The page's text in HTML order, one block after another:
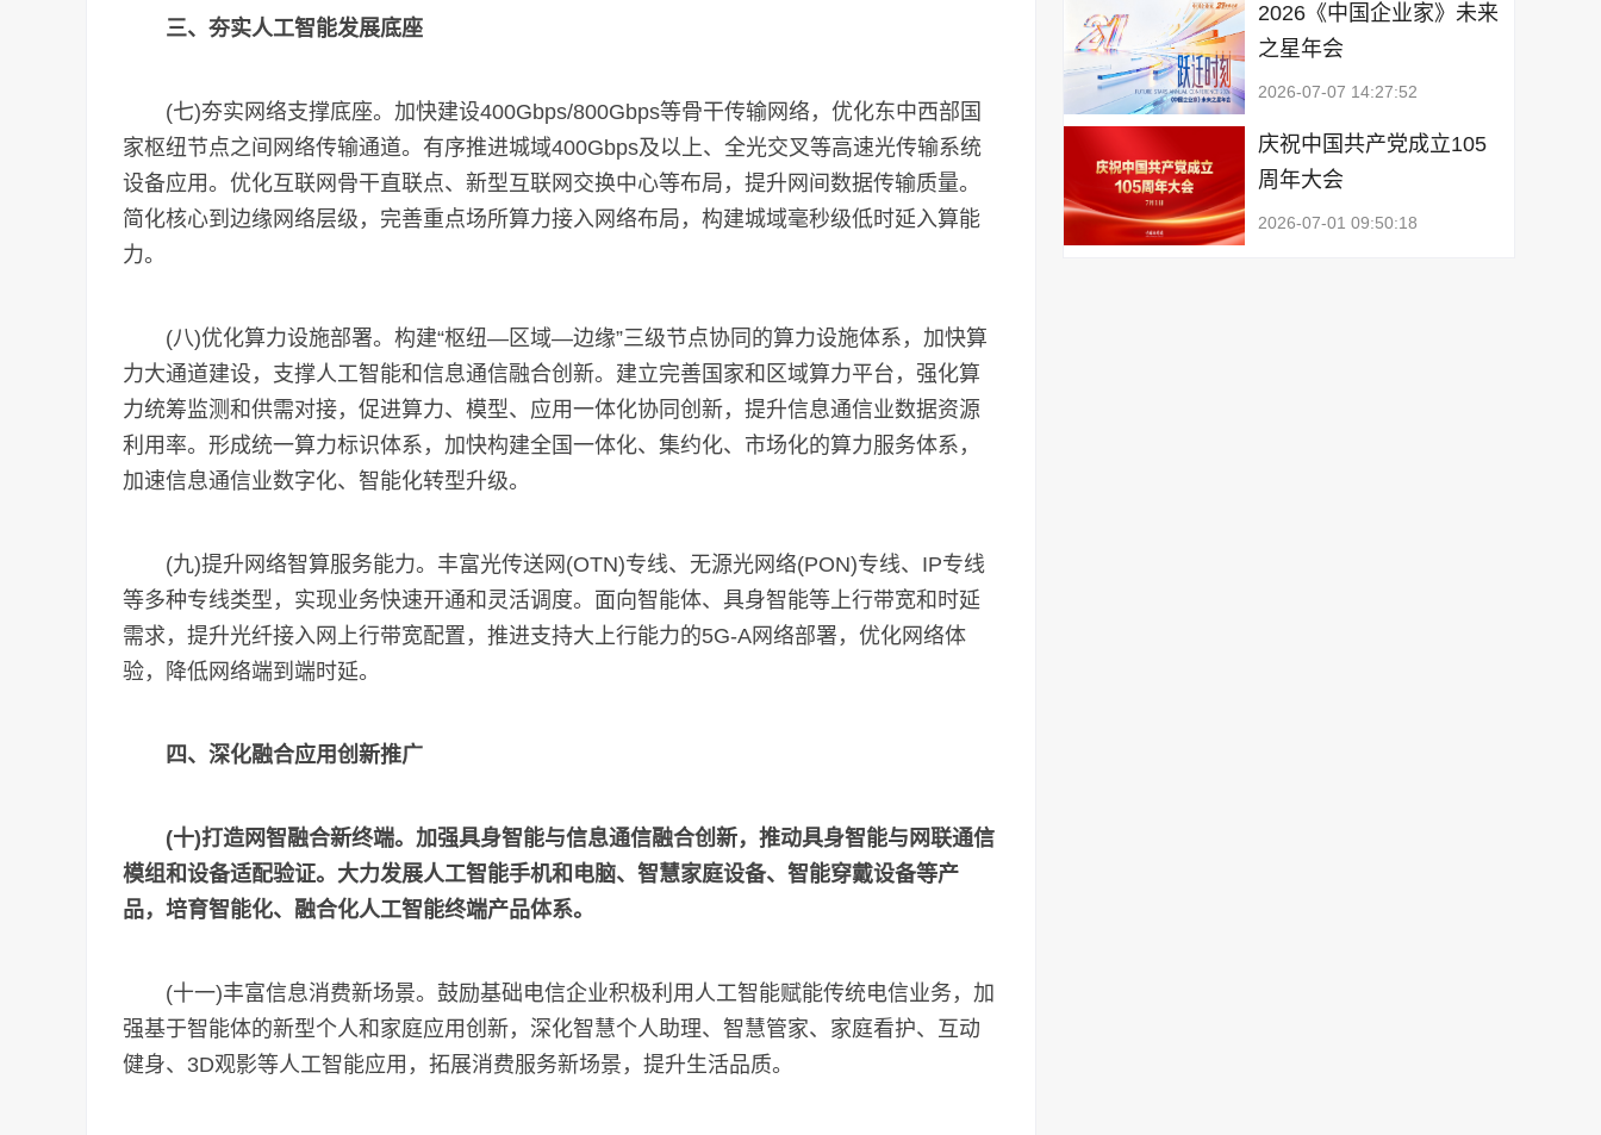
三、夯实人工智能发展底座
(七)夯实网络支撑底座。加快建设400Gbps/800Gbps等骨干传输网络，优化东中西部国
家枢纽节点之间网络传输通道。有序推进城域400Gbps及以上、全光交叉等高速光传输系统
设备应用。优化互联网骨干直联点、新型互联网交换中心等布局，提升网间数据传输质量。
简化核心到边缘网络层级，完善重点场所算力接入网络布局，构建城域毫秒级低时延入算能
力。
(八)优化算力设施部署。构建“枢纽—区域—边缘”三级节点协同的算力设施体系，加快算
力大通道建设，支撑人工智能和信息通信融合创新。建立完善国家和区域算力平台，强化算
力统筹监测和供需对接，促进算力、模型、应用一体化协同创新，提升信息通信业数据资源
利用率。形成统一算力标识体系，加快构建全国一体化、集约化、市场化的算力服务体系，
加速信息通信业数字化、智能化转型升级。
(九)提升网络智算服务能力。丰富光传送网(OTN)专线、无源光网络(PON)专线、IP专线
等多种专线类型，实现业务快速开通和灵活调度。面向智能体、具身智能等上行带宽和时延
需求，提升光纤接入网上行带宽配置，推进支持大上行能力的5G-A网络部署，优化网络体
验，降低网络端到端时延。
四、深化融合应用创新推广
(十)打造网智融合新终端。加强具身智能与信息通信融合创新，推动具身智能与网联通信
模组和设备适配验证。大力发展人工智能手机和电脑、智慧家庭设备、智能穿戴设备等产
品，培育智能化、融合化人工智能终端产品体系。
(十一)丰富信息消费新场景。鼓励基础电信企业积极利用人工智能赋能传统电信业务，加
强基于智能体的新型个人和家庭应用创新，深化智慧个人助理、智慧管家、家庭看护、互动
健身、3D观影等人工智能应用，拓展消费服务新场景，提升生活品质。
2026《中国企业家》未来
之星年会
2026-07-07 14:27:52
庆祝中国共产党成立105
周年大会
2026-07-01 09:50:18